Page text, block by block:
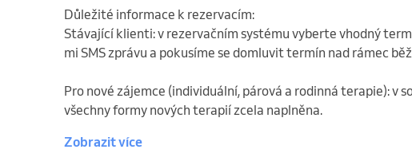
Důležité informace k rezervacím:
Stávající klienti: v rezervačním systému vyberte vhodný
mi SMS zprávu a pokusíme se domluvit termín nad rámec
Pro nové zájemce (individuální, párová a rodinná terapie): v
všechny formy nových terapií zcela naplněna.
Zobrazit více